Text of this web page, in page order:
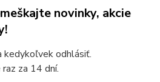
novinky, akcie
kedykoľvek odhlásiť.
za 14 dní.